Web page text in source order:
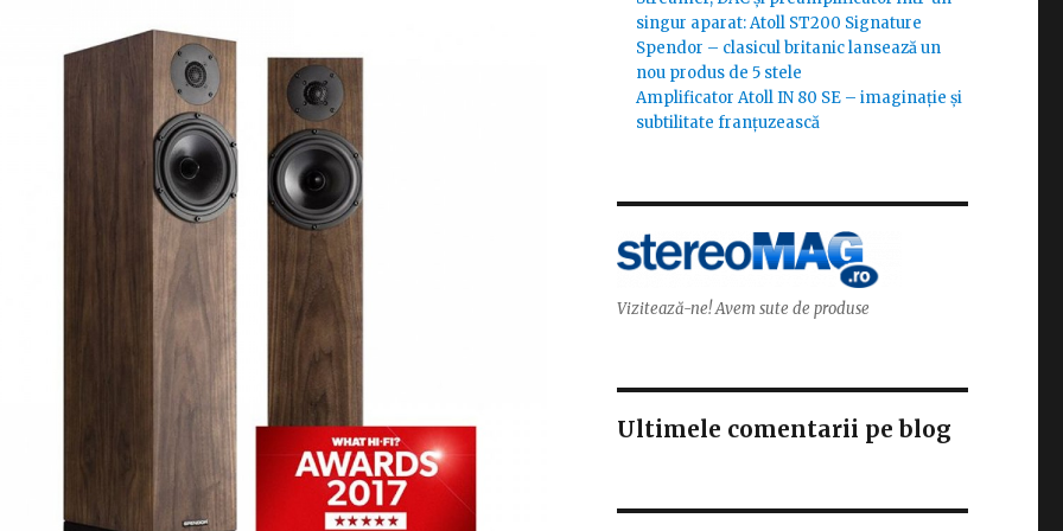
singur aparat: Atoll ST200 Signature
Spendor – clasicul britanic lansează un
nou produs de 5 stele
Amplificator Atoll IN 80 SE – imaginație și
subtilitate franțuzească
Vizitează-ne! Avem sute de produse
Ultimele comentarii pe blog